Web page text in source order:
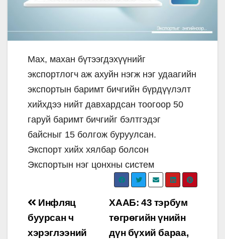
Мах, махан бүтээгдэхүүнийг
экспортлогч аж ахуйн нэгж нэг удаагийн
экспортын баримт бичгийн бүрдүүлэлт
хийхдээ нийт давхардсан тоогоор 50
гаруй баримт бичгийг бэлтгэдэг
байсныг 15 болгож буруулсан.
Экспорт хийх хялбар болсон
Экспортын нэг цонхны систем
Post
navigation
ХААБ: 43 тэрбум
төгрөгийн үнийн
дүн бүхий бараа,
Инфляц
буурсан ч
хэрэглээний